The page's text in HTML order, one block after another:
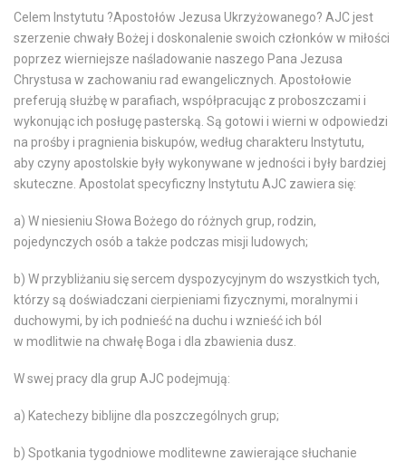
Celem Instytutu ?Apostołów Jezusa Ukrzyżowanego? AJC jest
szerzenie chwały Bożej i doskonalenie swoich członków w miłości
poprzez wierniejsze naśladowanie naszego Pana Jezusa
Chrystusa w zachowaniu rad ewangelicznych. Apostołowie
preferują służbę w parafiach, współpracując z proboszczami i
wykonując ich posługę pasterską. Są gotowi i wierni w odpowiedzi
na prośby i pragnienia biskupów, według charakteru Instytutu,
aby czyny apostolskie były wykonywane w jedności i były bardziej
skuteczne. Apostolat specyficzny Instytutu AJC zawiera się:
a) W niesieniu Słowa Bożego do różnych grup, rodzin,
pojedynczych osób a także podczas misji ludowych;
b) W przybliżaniu się sercem dyspozycyjnym do wszystkich tych,
którzy są doświadczani cierpieniami fizycznymi, moralnymi i
duchowymi, by ich podnieść na duchu i wznieść ich ból
w modlitwie na chwałę Boga i dla zbawienia dusz.
W swej pracy dla grup AJC podejmują:
a) Katechezy biblijne dla poszczególnych grup;
b) Spotkania tygodniowe modlitewne zawierające słuchanie